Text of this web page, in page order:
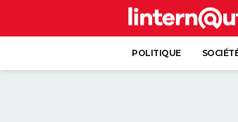
POLITIQUE